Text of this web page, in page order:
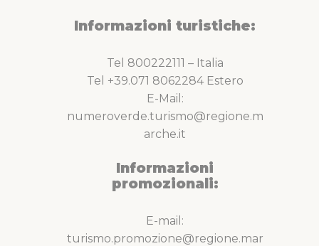
Informazioni turistiche:
Tel 800222111 – Italia
Tel +39.071 8062284 Estero
E-Mail:
numeroverde.turismo@regione.m
arche.it
Informazioni
promozionali:
E-mail:
turismo.promozione@regione.mar